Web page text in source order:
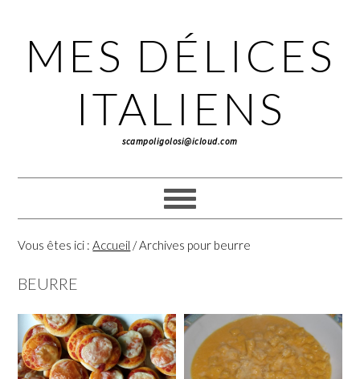
navigation
contenu
principal
barre
MES DÉLICES
ITALIENS
scampoligolosi@icloud.com
Vous êtes ici :Accueil /Archives pour beurre
BEURRE